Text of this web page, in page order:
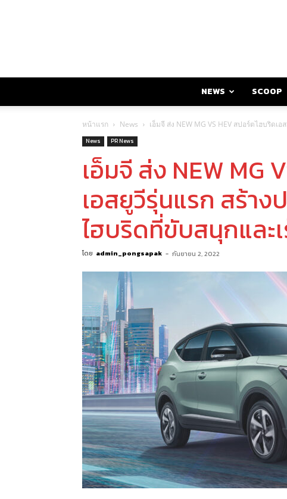
NEWS SCOOP
หน้าแรก News เอ็มจี ส่ง NEW MG VS HEV สปอร์ตไฮบริด
News PR News
เอ็มจี ส่ง NEW MG
เอสยูวีรุ่นแรก สร้า
ไฮบริดที่ขับสนุกและเ
โดย admin_pongsapak - กันยายน 2, 2022